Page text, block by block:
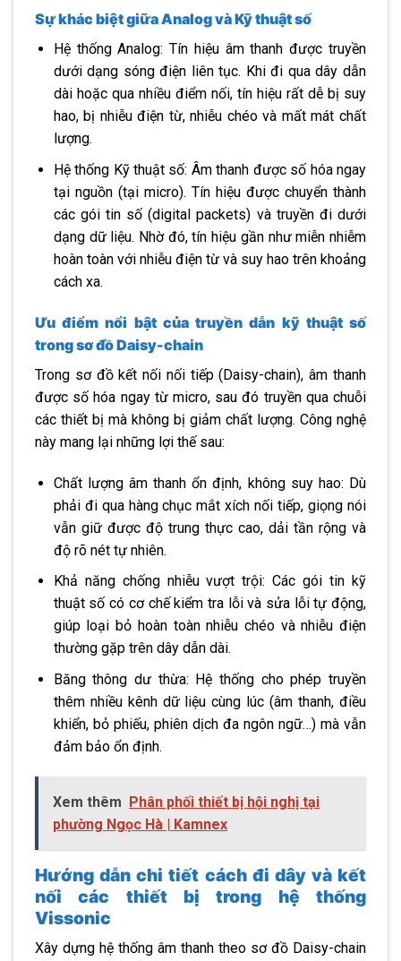
Sự khác biệt giữa Analog và Kỹ thuật số
Hệ thống Analog: Tín hiệu âm thanh được truyền
dưới dạng sóng điện liên tục. Khi đi qua dây dẫn
dài hoặc qua nhiều điểm nối, tín hiệu rất dễ bị suy
hao, bị nhiễu điện từ, nhiễu chéo và mất mát chất
lượng.
Hệ thống Kỹ thuật số: Âm thanh được số hóa ngay
tại nguồn (tại micro). Tín hiệu được chuyển thành
các gói tin số (digital packets) và truyền đi dưới
dạng dữ liệu. Nhờ đó, tín hiệu gần như miễn nhiễm
hoàn toàn với nhiễu điện từ và suy hao trên khoảng
cách xa.
Ưu điểm nổi bật của truyền dẫn kỹ thuật số
trong sơ đồ Daisy-chain
Trong sơ đồ kết nối nối tiếp (Daisy-chain), âm thanh
được số hóa ngay từ micro, sau đó truyền qua chuỗi
các thiết bị mà không bị giảm chất lượng. Công nghệ
này mang lại những lợi thế sau:
Chất lượng âm thanh ổn định, không suy hao: Dù
phải đi qua hàng chục mắt xích nối tiếp, giọng nói
vẫn giữ được độ trung thực cao, dải tần rộng và
độ rõ nét tự nhiên.
Khả năng chống nhiễu vượt trội: Các gói tin kỹ
thuật số có cơ chế kiểm tra lỗi và sửa lỗi tự động,
giúp loại bỏ hoàn toàn nhiễu chéo và nhiễu điện
thường gặp trên dây dẫn dài.
Băng thông dư thừa: Hệ thống cho phép truyền
thêm nhiều kênh dữ liệu cùng lúc (âm thanh, điều
khiển, bỏ phiếu, phiên dịch đa ngôn ngữ…) mà vẫn
đảm bảo ổn định.
Xem thêm Phân phối thiết bị hội nghị tại
phường Ngọc Hà | Kamnex
Hướng dẫn chi tiết cách đi dây và kết
nối các thiết bị trong hệ thống
Vissonic
Xây dựng hệ thống âm thanh theo sơ đồ Daisy-chain